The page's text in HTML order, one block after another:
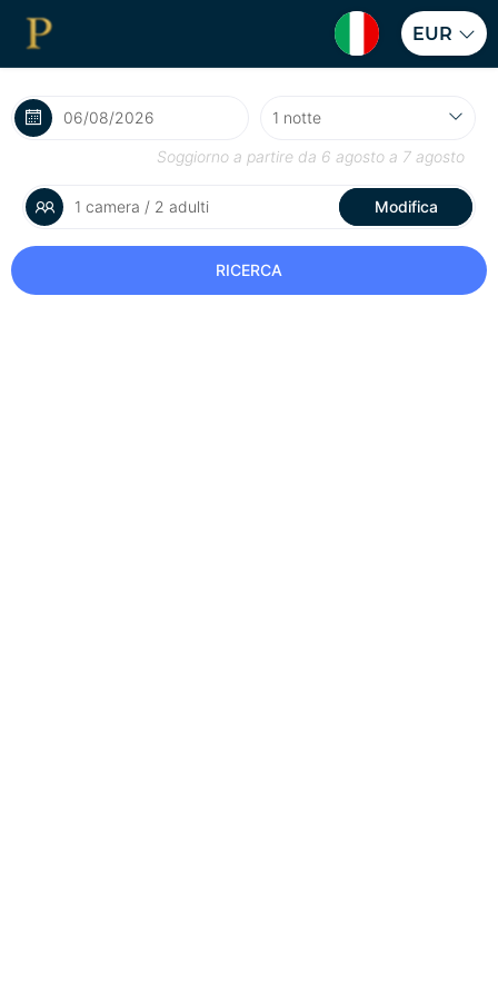
EUR
Soggiorno a partire da 6 agosto a 7 agosto
1 camera / 2 adulti Modifica